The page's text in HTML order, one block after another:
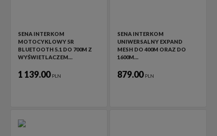
SENA INTERKOM
MOTOCYKLOWY 5R
BLUETOOTH 5.1 DO 700M Z
WYŚWIETLACZEM…
1 139.00 PLN
SENA INTERKOM
UNIWERSALNY EXPAND
MESH DO 400M ORAZ DO
1600M…
879.00 PLN